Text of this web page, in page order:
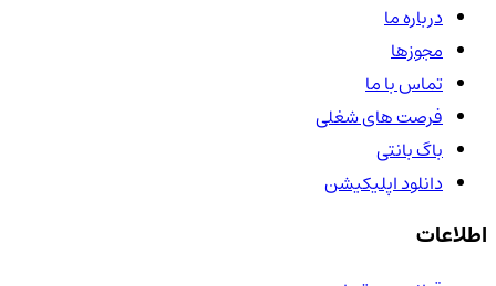
درباره ما
مجوزها
تماس با ما
فرصت های شغلی
باگ بانتی
دانلود اپلیکیشن
اطلاعات